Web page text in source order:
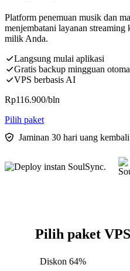
Platform penemuan musik dan
menjembatani layanan
milik Anda.
Langsung mulai aplikasi
Gratis backup mingguan
VPS berbasis AI
Rp116.900/bln
Pilih paket
Jaminan 30 hari uang kembali
Pilih paket
Diskon 64%